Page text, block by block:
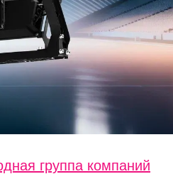
группа компаний